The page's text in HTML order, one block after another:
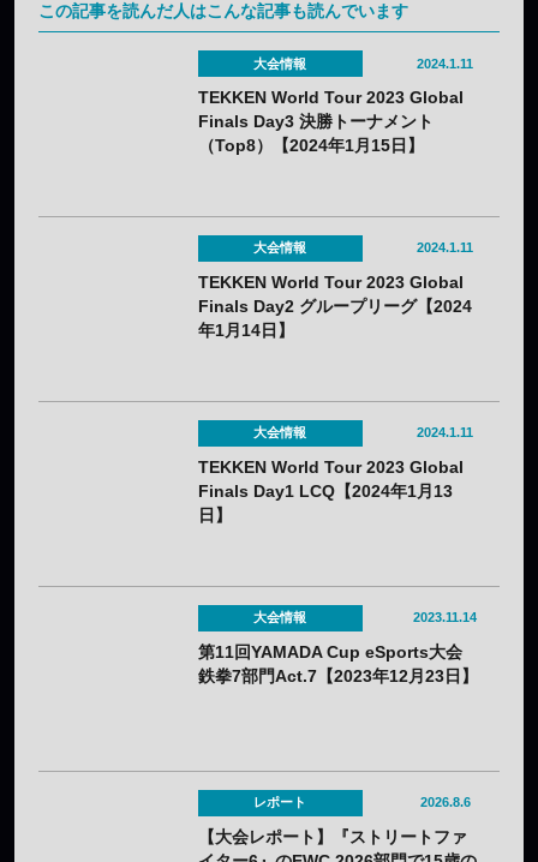
この記事を読んだ人はこんな記事も読んでいます
大会情報 2024.1.11
TEKKEN World Tour 2023 Global
Finals Day3 決勝トーナメント
（Top8）【2024年1月15日】
大会情報 2024.1.11
TEKKEN World Tour 2023 Global
Finals Day2 グループリーグ【2024
年1月14日】
大会情報 2024.1.11
TEKKEN World Tour 2023 Global
Finals Day1 LCQ【2024年1月13
日】
大会情報 2023.11.14
第11回YAMADA Cup eSports大会
鉄拳7部門Act.7【2023年12月23日】
レポート 2026.8.6
【大会レポート】『ストリートファ